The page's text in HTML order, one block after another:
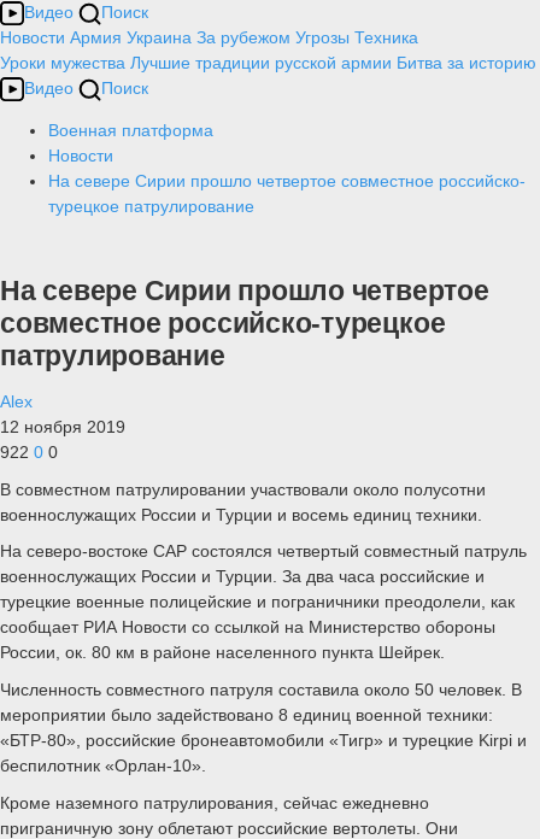
Видео
Поиск
Новости Армия Украина За рубежом Угрозы Техника
Уроки мужества Лучшие традиции русской армии Битва за историю
Видео
Поиск
Военная платформа
Новости
На севере Сирии прошло четвертое совместное российско-
турецкое патрулирование
На севере Сирии прошло четвертое
совместное российско-турецкое
патрулирование
Alex
12 ноября 2019
922 0 0
В совместном патрулировании участвовали около полусотни
военнослужащих России и Турции и восемь единиц техники.
На северо-востоке САР состоялся четвертый совместный патруль
военнослужащих России и Турции. За два часа российские и
турецкие военные полицейские и пограничники преодолели, как
сообщает РИА Новости со ссылкой на Министерство обороны
России, ок. 80 км в районе населенного пункта Шейрек.
Численность совместного патруля составила около 50 человек. В
мероприятии было задействовано 8 единиц военной техники:
«БТР-80», российские бронеавтомобили «Тигр» и турецкие Kirpi и
беспилотник «Орлан-10».
Кроме наземного патрулирования, сейчас ежедневно
приграничную зону облетают российские вертолеты. Они